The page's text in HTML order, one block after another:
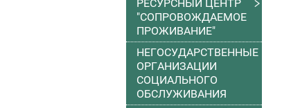
РЕСУРСНЫЙ ЦЕНТР
"СОПРОВОЖДАЕМОЕ
ПРОЖИВАНИЕ"
НЕГОСУДАРСТВЕННЫЕ
ОРГАНИЗАЦИИ
СОЦИАЛЬНОГО
ОБСЛУЖИВАНИЯ